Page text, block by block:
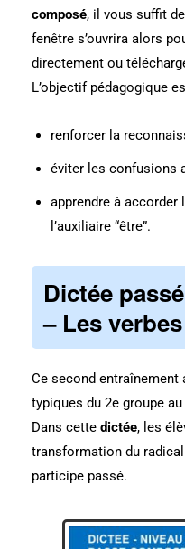
composé, il vous suffit
fenêtre s’ouvrira alors
directement ou
L’objectif pédagogique
renforcer la
éviter les confusions
apprendre à accorder
l’auxiliaire “être”.
Dictée
– Les
Ce second entraînement
typiques du 2e groupe au
Dans cette dictée, les
transformation du
participe passé.